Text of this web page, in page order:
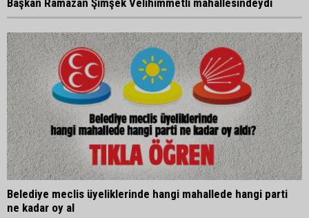
Başkan Ramazan Şimşek Velihimmetli mahallesindeydi
Belediye meclis üyeliklerinde hangi mahallede hangi parti
ne kadar oy al